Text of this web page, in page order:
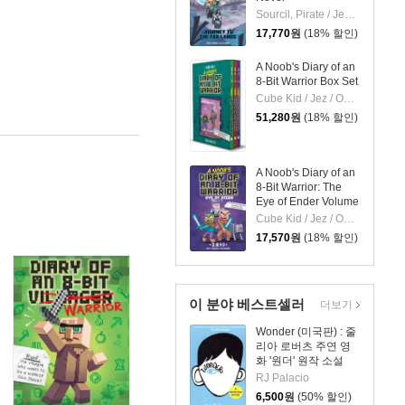
17,770원 (18% 할인)
A Noob's Diary of an
8-Bit Warrior Box Set
Cube Kid / Jez / Odone
51,280원 (18% 할인)
A Noob's Diary of an
8-Bit Warrior: The
Eye of Ender Volume
3
17,570원 (18% 할인)
이 분야 베스트셀러
Wonder (미국판) : 줄
리아 로버츠 주연 영
화 '원더' 원작 소설
RJ Palacio
6,500원 (50% 할인)
더보기